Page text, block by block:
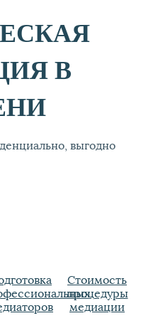
В
выгодно
Стоимость
процедуры
медиации